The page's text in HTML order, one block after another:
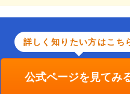
詳しく知りたい方はこち
公式ページを見てみ